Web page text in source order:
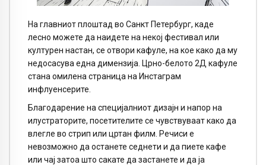
На главниот плоштад во Санкт Петербург, каде
лесно можете да наидете на некој фестивал или
културен настан, се отвори кафуле, на кое како да му
недосасува една димензија. Црно-белото 2Д кафуле
стана омилена страница на Инстаграм
инфлуенсерите.
Благодарение на специјалниот дизајн и напор на
илустраторите, посетителите се чувствуваат како да
влегле во стрип или цртан филм. Речиси е
невозможно да останете седнети и да пиете кафе
или чај затоа што сакате да застанете и да ја